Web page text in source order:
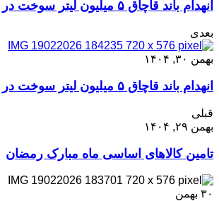
انهدام باند قاچاق ۵ میلیون لیتر سوخت در کشور
بعدی
بهمن ۳۰, ۱۴۰۴
انهدام باند قاچاق ۵ میلیون لیتر سوخت در کشور
قبلی
بهمن ۲۹, ۱۴۰۴
تامین کالاهای اساسی ماه مبارک رمضان
۳۰ بهمن